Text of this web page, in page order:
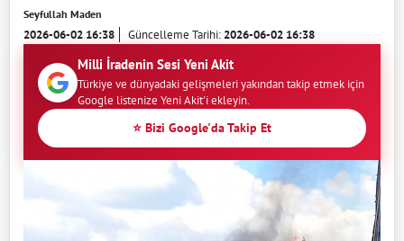
Seyfullah Maden
2026-06-02 16:38 Güncelleme Tarihi:2026-06-02 16:38
Milli İradenin Sesi Yeni Akit
Türkiye ve dünyadaki gelişmeleri yakından takip etmek için
Google listenize Yeni Akit'i ekleyin.
⭐ Bizi Google'da Takip Et